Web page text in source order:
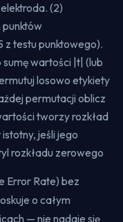
(2)
punktów
z testu punktowego).
sumę wartości |t| (lub
losowo etykiety
permutacji oblicz
tworzy rozkład
jeśli jego
rozkładu zerowego
Error Rate) bez
o całym
— nie nadaje się